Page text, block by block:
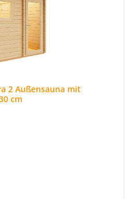
2 Außensauna mit
cm